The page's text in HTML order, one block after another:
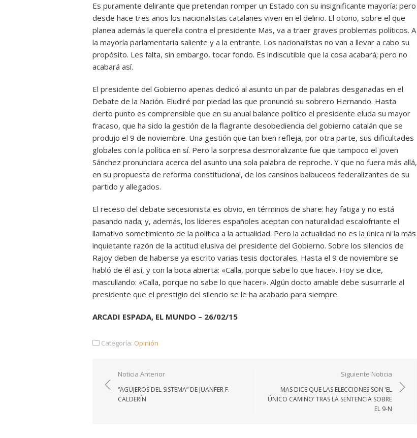
Es puramente delirante que pretendan romper un Estado con su insignificante mayoría; pero
desde hace tres años los nacionalistas catalanes viven en el delirio. El otoño, sobre el que
planea además la querella contra el presidente Mas, va a traer graves problemas políticos. A
la mayoría parlamentaria saliente y a la entrante. Los nacionalistas no van a llevar a cabo su
propósito. Les falta, sin embargo, tocar fondo. Es indiscutible que la cosa acabará; pero no
acabará así.
El presidente del Gobierno apenas dedicó al asunto un par de palabras desganadas en el
Debate de la Nación. Eludiré por piedad las que pronunció su sobrero Hernando. Hasta
cierto punto es comprensible que en su anual balance político el presidente eluda su mayor
fracaso, que ha sido la gestión de la flagrante desobediencia del gobierno catalán que se
produjo el 9 de noviembre. Una gestión que tan bien refleja, por otra parte, sus dificultades
globales con la política en sí. Pero la sorpresa desmoralizante fue que tampoco el joven
Sánchez pronunciara acerca del asunto una sola palabra de reproche. Y que no fuera más allá,
en su propuesta de reforma constitucional, de los cansinos balbuceos federalizantes de su
partido y allegados.
El receso del debate secesionista es obvio, en términos de share: hay fatiga y no está
pasando nada; y, además, los líderes españoles aceptan con naturalidad escalofriante el
llamativo sometimiento de la política a la actualidad. Pero la actualidad no es la única ni la más
inquietante razón de la actitud elusiva del presidente del Gobierno. Sobre los silencios de
Rajoy deben de haberse ya escrito varias tesis doctorales. Hasta el 9 de noviembre se
habló de él así, y con la boca abierta: «Calla, porque sabe lo que hace». Hoy se dice,
mascullando: «Calla, porque no sabe lo que hacer». Algún docto amable debe susurrarle al
presidente que el prestigio del silencio se le ha acabado para siempre.
ARCADI ESPADA, EL MUNDO – 26/02/15
Categoría: Opinión
Navegación
de
entradas
Noticia Anterior
“AGUJEROS DEL SISTEMA” DE JUANFER F.
CALDERÍN
Siguiente Noticia
MAS DICE QUE LAS ELECCIONES SON ‘EL
ÚNICO CAMINO’ TRAS LA SENTENCIA SOBRE
EL 9-N